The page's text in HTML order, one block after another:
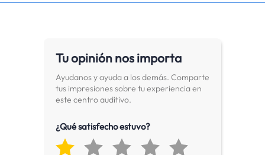
Tu opinión nos importa
Ayudanos y ayuda a los demás. Comparte
tus impresiones sobre tu experiencia en
este centro auditivo.
¿Qué satisfecho estuvo?